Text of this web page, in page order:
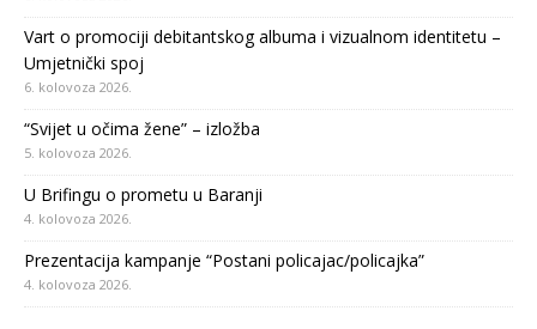
Vart o promociji debitantskog albuma i vizualnom identitetu –
Umjetnički spoj
6. kolovoza 2026.
“Svijet u očima žene” – izložba
5. kolovoza 2026.
U Brifingu o prometu u Baranji
4. kolovoza 2026.
Prezentacija kampanje “Postani policajac/policajka”
4. kolovoza 2026.